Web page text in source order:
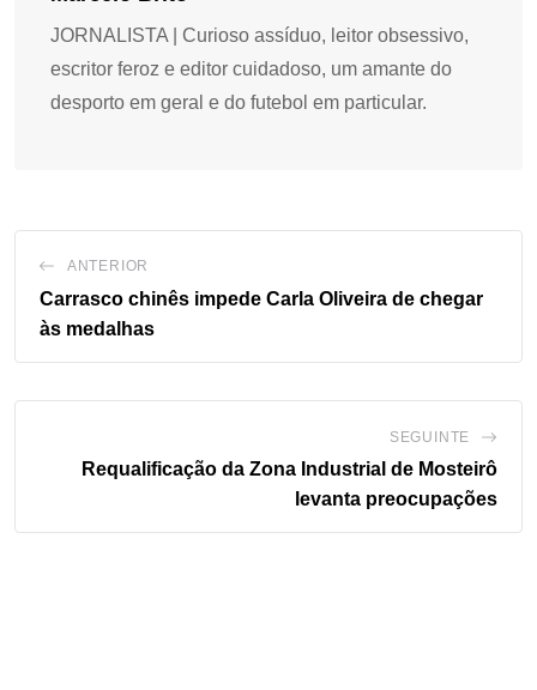
JORNALISTA | Curioso assíduo, leitor obsessivo,
escritor feroz e editor cuidadoso, um amante do
desporto em geral e do futebol em particular.
ANTERIOR
Carrasco chinês impede Carla Oliveira de chegar
às medalhas
SEGUINTE
Requalificação da Zona Industrial de Mosteirô
levanta preocupações